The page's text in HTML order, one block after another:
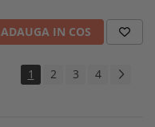
ADAUGA IN COS
1 2 3 4